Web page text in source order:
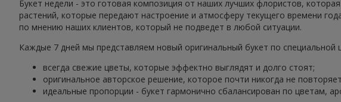
Букет недели - это готовая композиция от наших лучших флористов,
растений, которые передают настроение и атмосферу текущего времени
по мнению наших клиентов, который не подведет в любой ситуации.
Каждые 7 дней мы представляем новый оригинальный букет по
всегда свежие цветы, которые эффектно выглядят и долго стоят;
оригинальное авторское решение, которое почти никогда не
идеальные пропорции - букет гармонично сбалансирован по цветам,